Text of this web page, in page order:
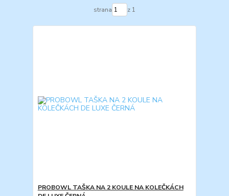
strana z 1
PROBOWL TAŠKA NA 2 KOULE NA KOLEČKÁCH